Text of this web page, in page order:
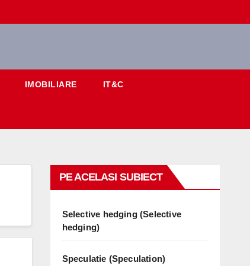
IMOBILIARE IT&C
PE ACELASI SUBIECT
Selective hedging (Selective
hedging)
Speculatie (Speculation)